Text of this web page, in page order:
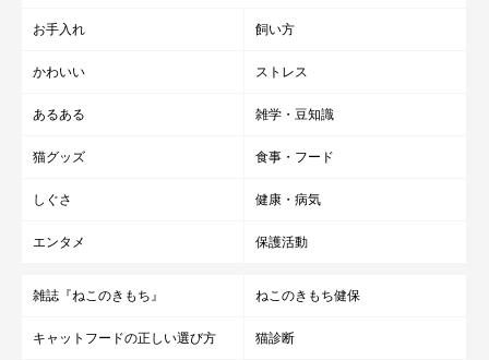
お手入れ 飼い方
かわいい ストレス
あるある 雑学・豆知識
猫グッズ 食事・フード
しぐさ 健康・病気
エンタメ 保護活動
雑誌『ねこのきもち』 ねこのきもち健保
キャットフードの正しい選び方 猫診断